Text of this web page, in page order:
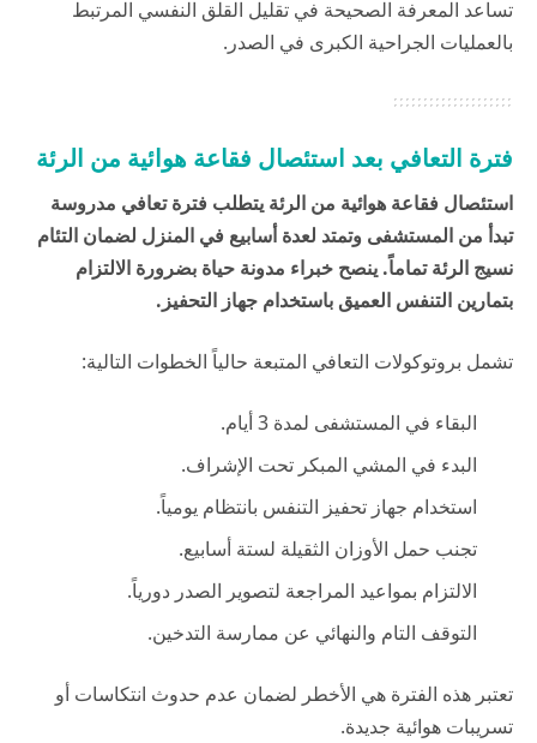
تساعد المعرفة الصحيحة في تقليل القلق النفسي المرتبط
بالعمليات الجراحية الكبرى في الصدر.
فترة التعافي بعد استئصال فقاعة هوائية من الرئة
استئصال فقاعة هوائية من الرئة يتطلب فترة تعافي مدروسة
تبدأ من المستشفى وتمتد لعدة أسابيع في المنزل لضمان التئام
نسيج الرئة تماماً. ينصح خبراء مدونة حياة بضرورة الالتزام
بتمارين التنفس العميق باستخدام جهاز التحفيز.
تشمل بروتوكولات التعافي المتبعة حالياً الخطوات التالية:
البقاء في المستشفى لمدة 3 أيام.
البدء في المشي المبكر تحت الإشراف.
استخدام جهاز تحفيز التنفس بانتظام يومياً.
تجنب حمل الأوزان الثقيلة لستة أسابيع.
الالتزام بمواعيد المراجعة لتصوير الصدر دورياً.
التوقف التام والنهائي عن ممارسة التدخين.
تعتبر هذه الفترة هي الأخطر لضمان عدم حدوث انتكاسات أو
تسريبات هوائية جديدة.